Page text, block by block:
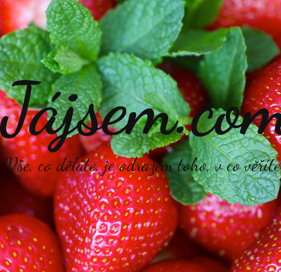
Vše, co děláte, je odrazem toho, v co